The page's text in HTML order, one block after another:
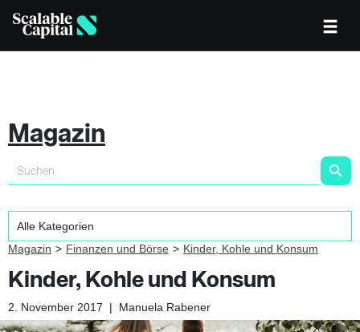
Magazin
Magazin Finanzen und Börse Kinder, Kohle und Konsum
Kinder, Kohle und Konsum
2. November 2017 | Manuela Rabener